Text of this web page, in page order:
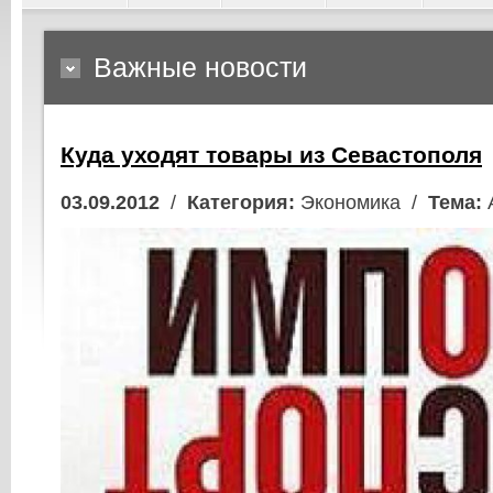
Важные новости
Куда уходят товары из Севастополя
03.09.2012 / Категория: Экономика / Тема: